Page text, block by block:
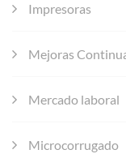
Impresoras
Mejoras
Mercado laboral
Microcorrugado